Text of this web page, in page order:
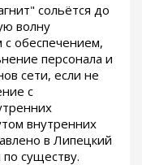
сольётся до
волну
с обеспечением,
персонала и
сети, если не
с
внутренних
в Липецкий
существу.